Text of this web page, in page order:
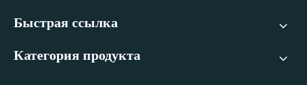
Быстрая ссылка
Категория продукта